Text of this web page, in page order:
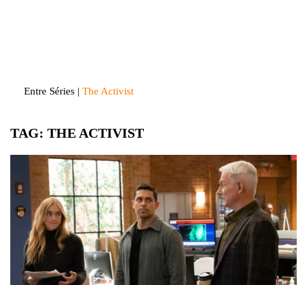
Entre Séries | The Activist
TAG: THE ACTIVIST